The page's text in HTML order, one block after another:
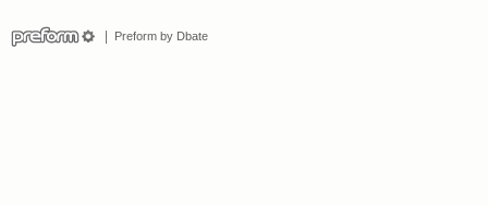
Preform by Dbate